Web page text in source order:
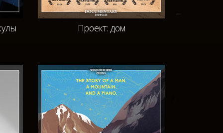
Проект: дом